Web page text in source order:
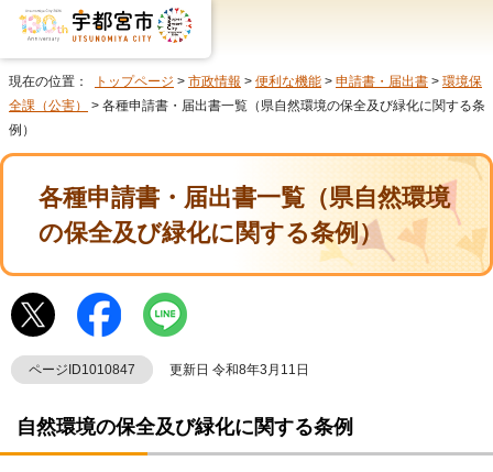
現在の位置： トップページ > 市政情報 > 便利な機能 > 申請書・届出書 > 環境保
全課（公害）
> 各種申請書・届出書一覧（県自然環境の保全及び緑化に関する条
例）
各種申請書・届出書一覧（県自然環境
の保全及び緑化に関する条例）
ページID1010847 更新日 令和8年3月11日
自然環境の保全及び緑化に関する条例